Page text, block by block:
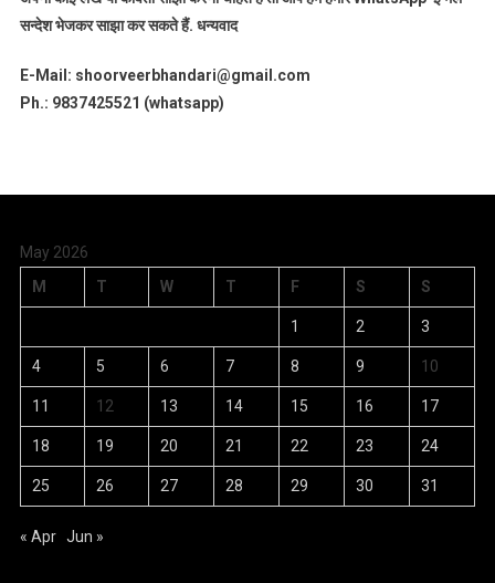
सन्देश भेजकर साझा कर सकते हैं. धन्यवाद
E-Mail: shoorveerbhandari@gmail.com
Ph.: 9837425521 (whatsapp)
May 2026
M
T W T F S S
1 2 3
4 5 6 7 8 9 10
11 12 13 14 15 16 17
18 19 20 21 22 23 24
25 26 27 28 29 30 31
« Apr Jun »